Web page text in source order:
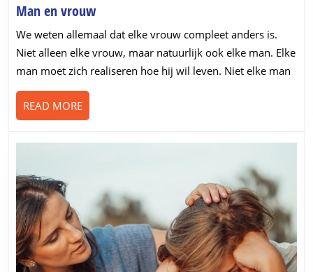
Man en vrouwMan
en
vrouw
We weten allemaal dat elke vrouw compleet anders is.
Niet alleen elke vrouw, maar natuurlijk ook elke man. Elke
man moet zich realiseren hoe hij wil leven. Niet elke man
READ MOREREAD
MORE